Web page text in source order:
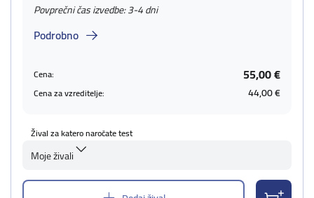
Povprečni čas izvedbe: 3-4 dni
Podrobno
Cena: 55,00 €
Cena za vzreditelje: 44,00 €
Žival za katero naročate test
Moje živali